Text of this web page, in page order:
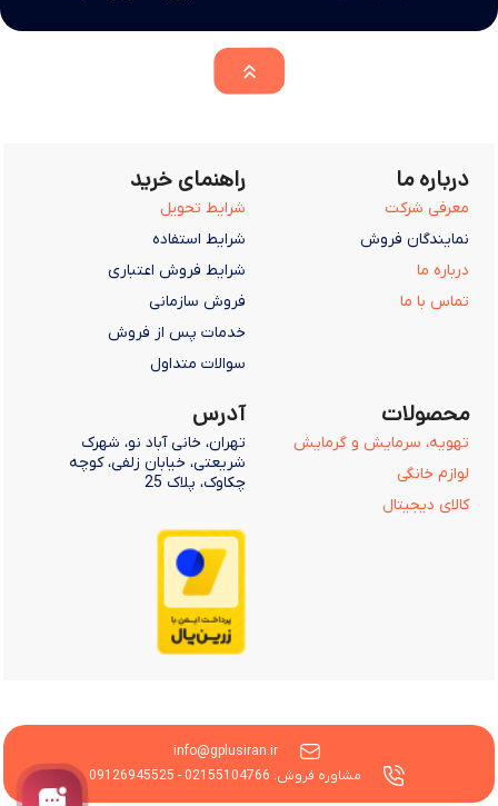
درباره ما
معرفی شرکت
نمایندگان فروش
درباره ما
تماس با ما
راهنمای خرید
شرایط تحویل
شرایط استفاده
شرایط فروش اعتباری
فروش سازمانی
خدمات پس از فروش
سوالات متداول
محصولات
تهویه، سرمایش و گرمایش
لوازم خانگی
کالای دیجیتال
آدرس
تهران، خانی آباد نو، شهرک
شریعتی، خیابان زلفی، کوچه
چکاوک، پلاک 25
info@gplusiran.ir
مشاوره فروش: 02155104766 - 09126945525